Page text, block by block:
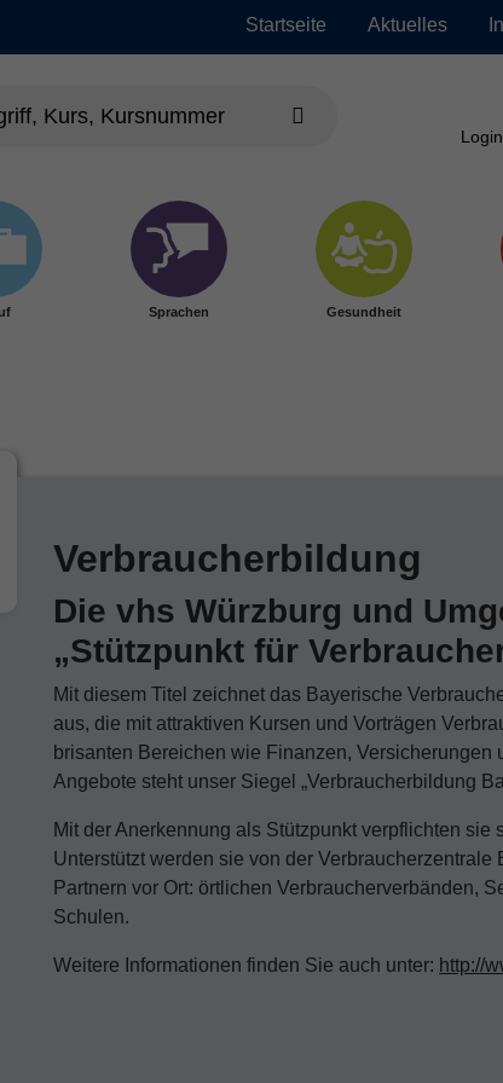
Startseite Aktuelles
Sprachen Gesundheit
Verbraucherbildung
Die vhs Würzburg und
„Stützpunkt für
Mit diesem Titel zeichnet das Bayerische
aus, die mit attraktiven Kursen und Vorträgen
brisanten Bereichen wie Finanzen,
Angebote steht unser Siegel „Verbraucherbildung
Mit der Anerkennung als Stützpunkt verpflichten
Unterstützt werden sie von der
Partnern vor Ort: örtlichen Verbraucherverbänden,
Schulen.
Weitere Informationen finden Sie auch unter: http://